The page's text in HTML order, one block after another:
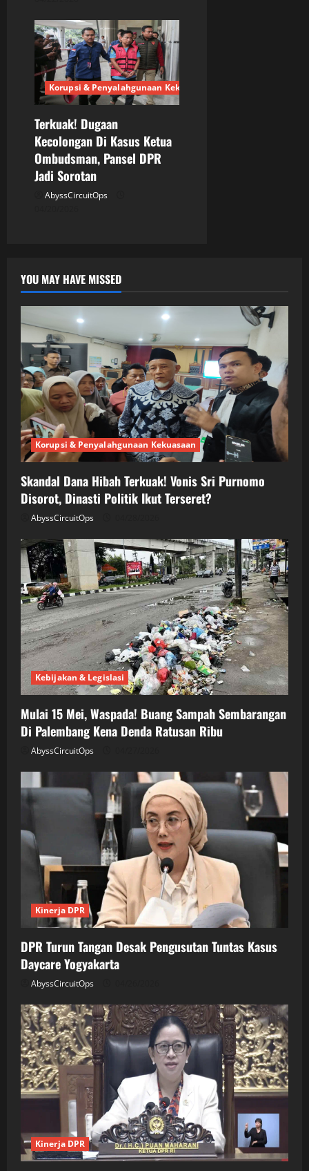
Korupsi & Penyalahgunaan Kekuasaan
Terkuak! Dugaan
Kecolongan Di Kasus Ketua
Ombudsman, Pansel DPR
Jadi Sorotan
AbyssCircuitOps
YOU MAY HAVE MISSED
Korupsi & Penyalahgunaan Kekuasaan
Skandal Dana Hibah Terkuak! Vonis Sri Purnomo
Disorot, Dinasti Politik Ikut Terseret?
AbyssCircuitOps
Kebijakan & Legislasi
Mulai 15 Mei, Waspada! Buang Sampah Sembarangan
Di Palembang Kena Denda Ratusan Ribu
AbyssCircuitOps
Kinerja DPR
DPR Turun Tangan Desak Pengusutan Tuntas Kasus
Daycare Yogyakarta
AbyssCircuitOps
Kinerja DPR